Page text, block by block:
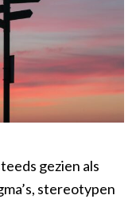
gezien als
stereotypen